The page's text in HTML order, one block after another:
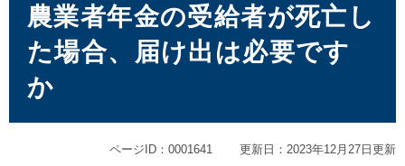
農業者年金の受給者が死亡し
た場合、届け出は必要です
か
ページID：0001641 更新日：2023年12月27日更新